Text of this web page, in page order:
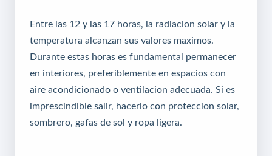
Entre las 12 y las 17 horas, la radiacion solar y la
temperatura alcanzan sus valores maximos.
Durante estas horas es fundamental permanecer
en interiores, preferiblemente en espacios con
aire acondicionado o ventilacion adecuada. Si es
imprescindible salir, hacerlo con proteccion solar,
sombrero, gafas de sol y ropa ligera.